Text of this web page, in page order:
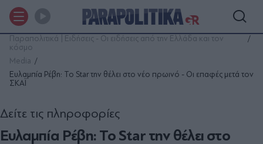
Παραπολιτικά | Ειδήσεις - Οι ειδήσεις από την Ελλάδα και τον
κόσμο
Media
Ευλαμπία Ρέβη: Το Star την θέλει στο νέο πρωινό - Οι επαφές μετά τον
ΣΚΑΪ
Ευλαμπία Ρέβη: Το Star την θέλει στο
Δείτε τις πληροφορίες